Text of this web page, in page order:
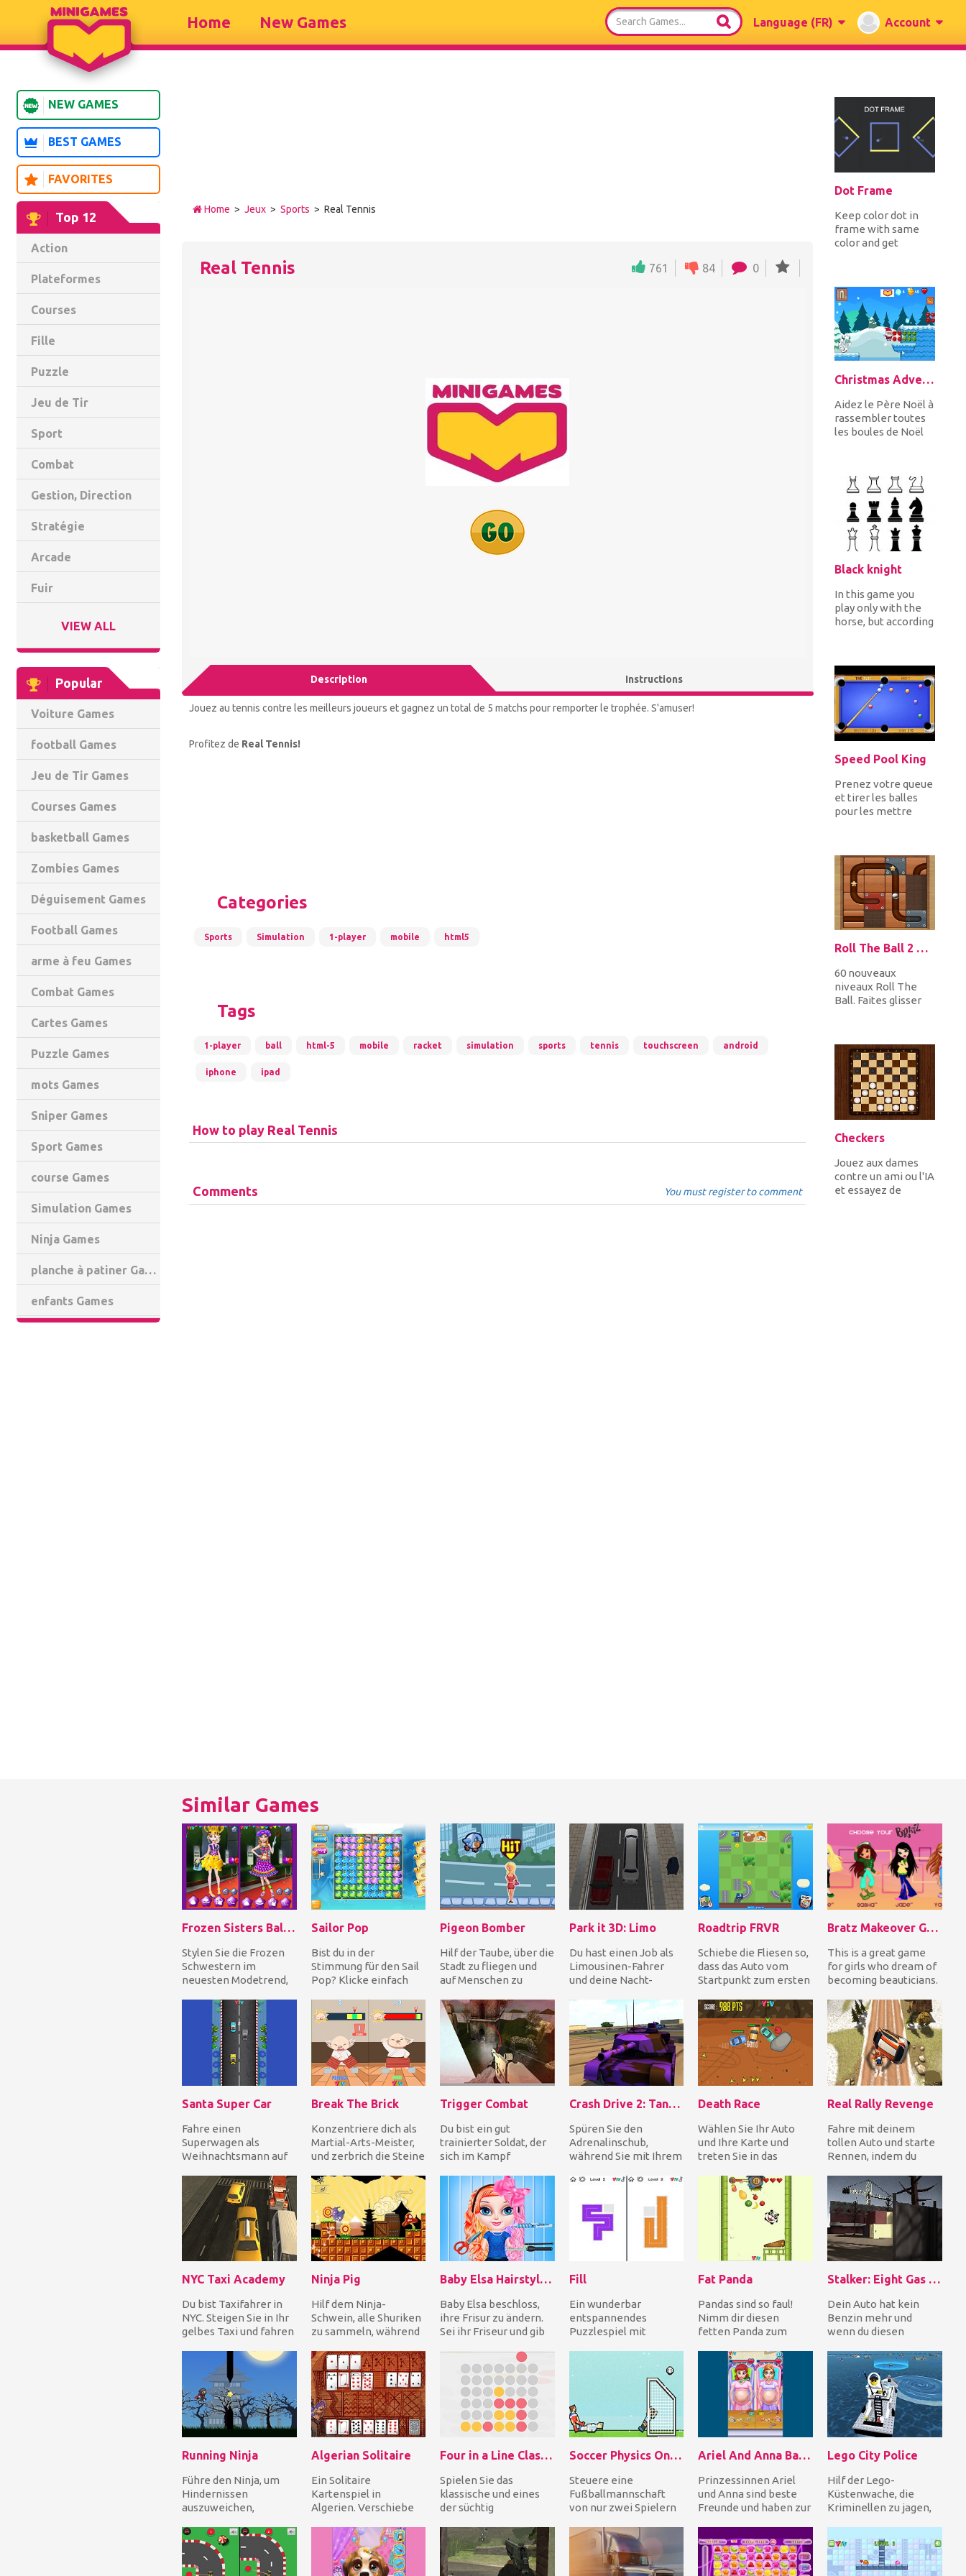
Language (FR) Account
Home New Games
NEW GAMES
BEST GAMES
FAVORITES
Top 12
Action
Plateformes
Courses
Fille
Puzzle
Jeu de Tir
Sport
Combat
Gestion, Direction
Stratégie
Arcade
Fuir
VIEW ALL
Popular
Voiture Games
football Games
Jeu de Tir Games
Courses Games
basketball Games
Zombies Games
Déguisement Games
Football Games
arme à feu Games
Combat Games
Cartes Games
Puzzle Games
mots Games
Sniper Games
Sport Games
course Games
Simulation Games
Ninja Games
planche à patiner Games
enfants Games
Home > Jeux> Sports > Real Tennis
Real Tennis 761 84 0
Description Instructions
Jouez au tennis contre les meilleurs joueurs et gagnez un total de 5 matchs pour remporter le trophée. S'amuser!
Profitez de Real Tennis!
Categories
Sports Simulation 1-player mobile html5
Tags
1-player ball html-5 mobile racket simulation sports tennis touchscreen android
iphone ipad
How to play Real Tennis
Comments You must register to comment
Dot Frame
Keep color dot in
frame with same
color and get
avoid...
Christmas Adventure
Aidez le Père Noël à
rassembler toutes
les boules de Noël
Black knight
In this game you
play only with the
horse, but according
Speed Pool King
Prenez votre queue
et tirer les balles
pour les mettre
Roll The Ball 2 Online
60 nouveaux
niveaux Roll The
Ball. Faites glisser
permettant de
faire...
Checkers
Jouez aux dames
contre un ami ou l'IA
et essayez de
Similar Games
Frozen Sisters Balloon Dress Look
Stylen Sie die Frozen
Schwestern im
neuesten Modetrend,
Außer den Kleidern
bekom...
Sailor Pop
Bist du in der
Stimmung für den Sail
Pop? Klicke einfach
oder mehr gleichfarbi...
Pigeon Bomber
Hilf der Taube, über die
Stadt zu fliegen und
auf Menschen zu
Hindernissen und e...
Park it 3D: Limo
Du hast einen Job als
Limousinen-Fahrer
und deine Nacht-
VIP abzuholen und
Roadtrip FRVR
Schiebe die Fliesen so,
dass das Auto vom
Startpunkt zum ersten
um jede Ebene z...
Bratz Makeover Game
This is a great game
for girls who dream of
becoming beauticians.
your model l...
Santa Super Car
Fahre einen
Superwagen als
Weihnachtsmann auf
Verkehr zu umgehen
und die Weihna...
Break The Brick
Konzentriere dich als
Martial-Arts-Meister,
und zerbrich die Steine
mit dein...
Trigger Combat
Du bist ein gut
trainierter Soldat, der
sich im Kampf
Sie die Gegend, um die
Crash Drive 2: Tank Battles
Spüren Sie den
Adrenalinschub,
während Sie mit Ihrem
herausfordernden
Death Race
Wählen Sie Ihr Auto
und Ihre Karte und
treten Sie in das
Sie andere Gegner
Real Rally Revenge
Fahre mit deinem
tollen Auto und starte
Rennen, indem du
Aufgaben erfüllst, wie
zum Bei...
NYC Taxi Academy
Du bist Taxifahrer in
NYC. Steigen Sie in Ihr
gelbes Taxi und fahren
Verkehr, um Pas...
Ninja Pig
Hilf dem Ninja-
Schwein, alle Shuriken
zu sammeln, während
10 Leveln schießt....
Baby Elsa Hairstyle Design
Baby Elsa beschloss,
ihre Frisur zu ändern.
Sei ihr Friseur und gib
Fill
Ein wunderbar
entspannendes
Puzzlespiel mit
durchgezogene Linie,
Fat Panda
Pandas sind so faul!
Nimm dir diesen
fetten Panda zum
sich nie, also können
Stalker: Eight Gas Cans
Dein Auto hat kein
Benzin mehr und
wenn du diesen
verlassen und zurück in
dein gemüt...
Running Ninja
Führe den Ninja, um
Hindernissen
auszuweichen,
springt, um die Sterne
nach Punk...
Algerian Solitaire
Ein Solitaire
Kartenspiel in
Algerien. Verschiebe
äußeren Stapeln zu
den acht Gr...
Four in a Line Classic
Spielen Sie das
klassische und eines
der süchtig
Puzzlespiele gegen
den Computer oder
gege...
Soccer Physics Online
Steuere eine
Fußballmannschaft
von nur zwei Spielern
Helfen Sie Ihren
Spielern, z...
Ariel And Anna Baby Birth
Prinzessinnen Ariel
und Anna sind beste
Freunde und haben zur
Lego City Police
Hilf der Lego-
Küstenwache, die
Kriminellen zu jagen,
sind, u...